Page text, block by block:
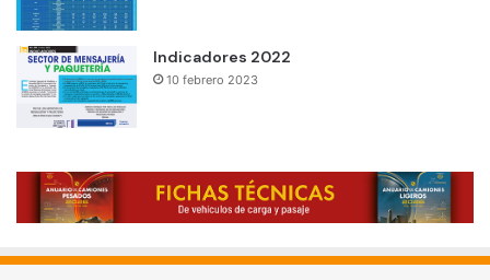
Indicadores 2022
10 febrero 2023